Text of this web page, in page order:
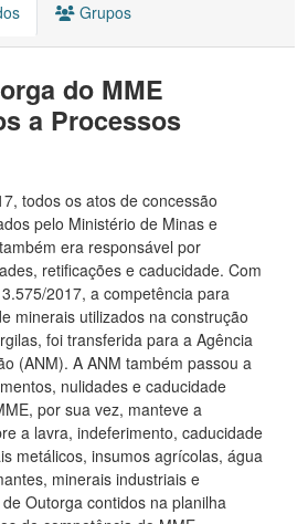
Grupos
do MME
a Processos
todos os atos de concessão
pelo Ministério de Minas e
era responsável por
retificações e caducidade. Com
2017, a competência para
minerais utilizados na construção
foi transferida para a Agência
(ANM). A ANM também passou a
nulidades e caducidade
por sua vez, manteve a
a lavra, indeferimento, caducidade
metálicos, insumos agrícolas, água
minerais industriais e
Outorga contidos na planilha